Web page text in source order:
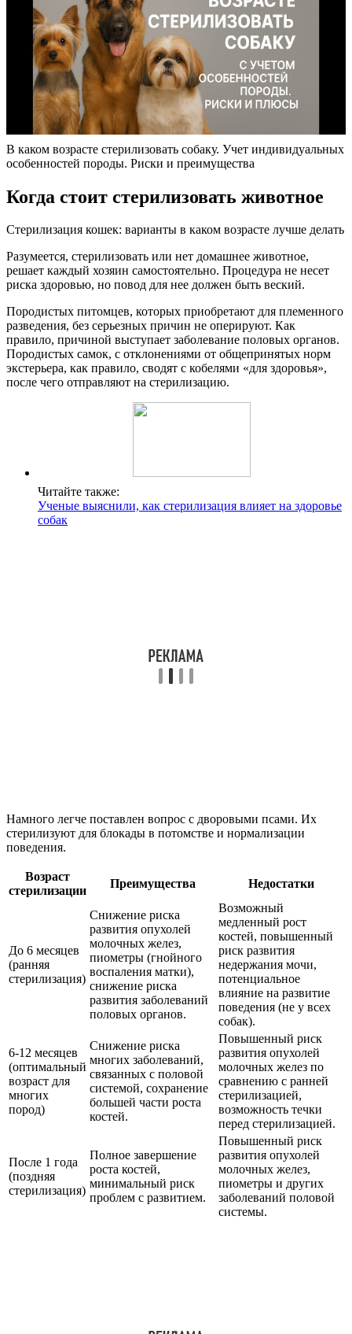
В каком возрасте стерилизовать собаку. Учет индивидуальных
особенностей породы. Риски и преимущества
Когда стоит стерилизовать животное
Стерилизация кошек: варианты в каком возрасте лучше делать
Разумеется, стерилизовать или нет домашнее животное,
решает каждый хозяин самостоятельно. Процедура не несет
риска здоровью, но повод для нее должен быть веский.
Породистых питомцев, которых приобретают для племенного
разведения, без серьезных причин не оперируют. Как
правило, причиной выступает заболевание половых органов.
Породистых самок, с отклонениями от общепринятых норм
экстерьера, как правило, сводят с кобелями «для здоровья»,
после чего отправляют на стерилизацию.
Читайте также:
Ученые выяснили, как стерилизация влияет на здоровье
собак
Намного легче поставлен вопрос с дворовыми псами. Их
стерилизуют для блокады в потомстве и нормализации
поведения.
Возраст
стерилизации
Преимущества Недостатки
До 6 месяцев
(ранняя
стерилизация)
Снижение риска
развития опухолей
молочных желез,
пиометры (гнойного
воспаления матки),
снижение риска
развития заболеваний
половых органов.
Возможный
медленный рост
костей, повышенный
риск развития
недержания мочи,
потенциальное
влияние на развитие
поведения (не у всех
собак).
6-12 месяцев
(оптимальный
возраст для
многих
пород)
Снижение риска
многих заболеваний,
связанных с половой
системой, сохранение
большей части роста
костей.
Повышенный риск
развития опухолей
молочных желез по
сравнению с ранней
стерилизацией,
возможность течки
перед стерилизацией.
После 1 года
(поздняя
стерилизация)
Полное завершение
роста костей,
минимальный риск
проблем с развитием.
Повышенный риск
развития опухолей
молочных желез,
пиометры и других
заболеваний половой
системы.